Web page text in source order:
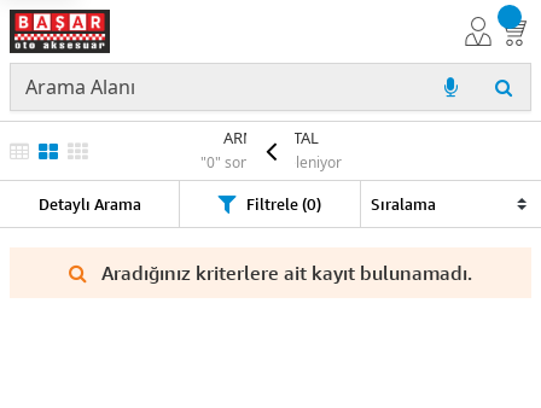
ARMA METAL
"0" sonuç listeleniyor
Detaylı Arama Filtrele (0)
Aradığınız kriterlere ait kayıt bulunamadı.